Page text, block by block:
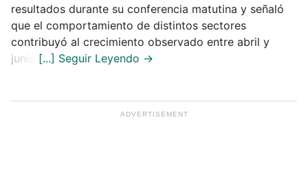
resultados durante su conferencia matutina y señaló
que el comportamiento de distintos sectores
contribuyó al crecimiento observado entre abril y
junio.